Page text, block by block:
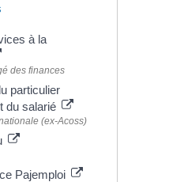
à la
des finances
particulier
du salarié
(ex-Acoss)
Pajemploi